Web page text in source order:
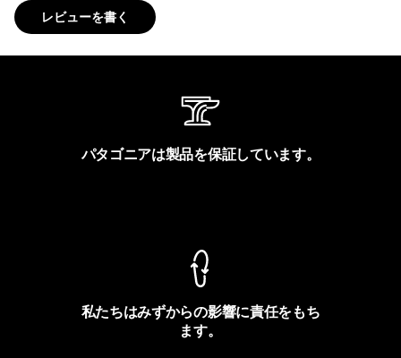
レビューを書く
パタゴニアは製品を保証しています。
私たちはみずからの影響に責任をもち
ます。